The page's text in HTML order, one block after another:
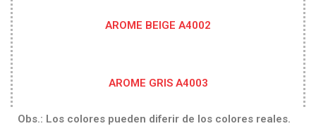
AROME BEIGE A4002
AROME GRIS A4003
Obs.: Los colores pueden diferir de los colores reales.